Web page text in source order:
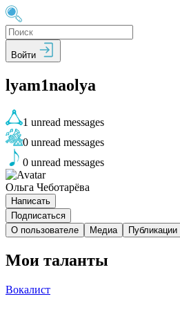
Войти
lyam1naolya
1 unread messages
0 unread messages
0 unread messages
Ольга Чеботарёва
Написать
Подписаться
О пользователе
Медиа Публикации
Мои таланты
Вокалист